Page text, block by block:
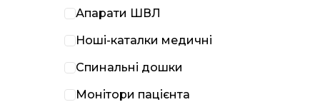
Апарати ШВЛ
Ноші-каталки медичні
Спинальні дошки
Монітори пацієнта